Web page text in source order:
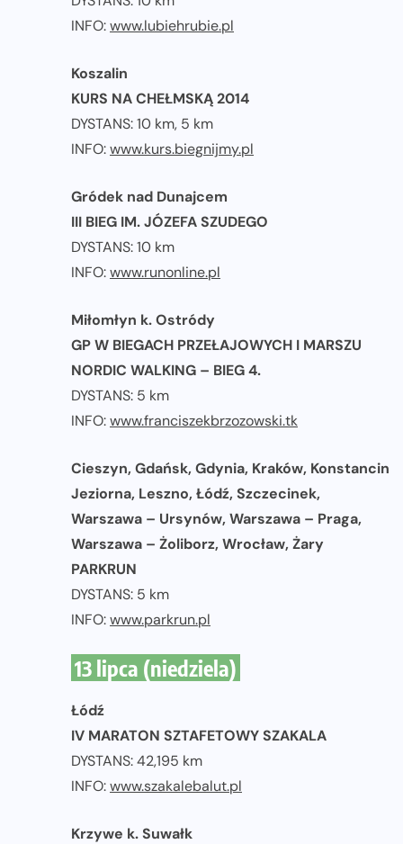
INFO:www.lubiehrubie.pl
Koszalin
KURS NA CHEŁMSKĄ 2014
DYSTANS: 10 km, 5 km
INFO:www.kurs.biegnijmy.pl
Gródek nad Dunajcem
III BIEG IM. JÓZEFA SZUDEGO
DYSTANS: 10 km
INFO:www.runonline.pl
Miłomłyn k. Ostródy
GP W BIEGACH PRZEŁAJOWYCH I MARSZU
NORDIC WALKING – BIEG 4.
DYSTANS: 5 km
INFO:www.franciszekbrzozowski.tk
Cieszyn, Gdańsk, Gdynia, Kraków, Konstancin
Jeziorna, Leszno, Łódź, Szczecinek,
Warszawa – Ursynów, Warszawa – Praga,
Warszawa – Żoliborz, Wrocław, Żary
PARKRUN
DYSTANS: 5 km
INFO:www.parkrun.pl
13 lipca (niedziela)
Łódź
IV MARATON SZTAFETOWY SZAKALA
DYSTANS: 42,195 km
INFO:www.szakalebalut.pl
Krzywe k. Suwałk